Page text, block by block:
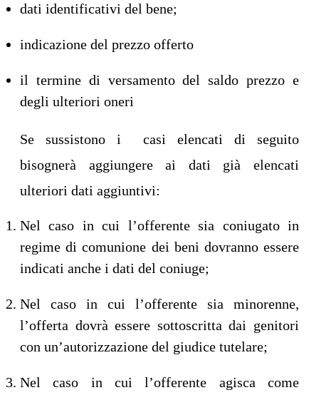
dati identificativi del bene;
indicazione del prezzo offerto
il termine di versamento del saldo prezzo e
degli ulteriori oneri
Se sussistono i casi elencati di seguito
bisognerà aggiungere ai dati già elencati
ulteriori dati aggiuntivi:
Nel caso in cui l’offerente sia coniugato in
regime di comunione dei beni dovranno essere
indicati anche i dati del coniuge;
Nel caso in cui l’offerente sia minorenne,
l’offerta dovrà essere sottoscritta dai genitori
con un’autorizzazione del giudice tutelare;
Nel caso in cui l’offerente agisca come